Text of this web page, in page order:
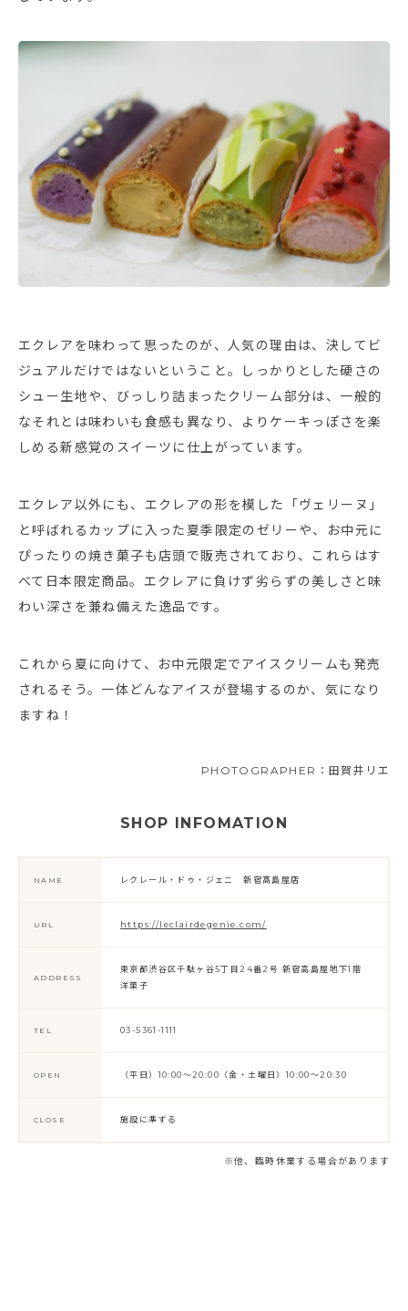
エクレアを味わって思ったのが、人気の理由は、決してビ
ジュアルだけではないということ。しっかりとした硬さの
シュー生地や、びっしり詰まったクリーム部分は、一般的
なそれとは味わいも食感も異なり、よりケーキっぽさを楽
しめる新感覚のスイーツに仕上がっています。
エクレア以外にも、エクレアの形を模した「ヴェリーヌ」
と呼ばれるカップに入った夏季限定のゼリーや、お中元に
ぴったりの焼き菓子も店頭で販売されており、これらはす
べて日本限定商品。エクレアに負けず劣らずの美しさと味
わい深さを兼ね備えた逸品です。
これから夏に向けて、お中元限定でアイスクリームも発売
されるそう。一体どんなアイスが登場するのか、気になり
ますね！
PHOTOGRAPHER：田賀井リエ
SHOP INFOMATION
NAME レクレール・ドゥ・ジェニ 新宿髙島屋店
URL https://leclairdegenie.com/
ADDRESS
東京都渋谷区千駄ヶ谷5丁目24番2号 新宿高島屋地下1階
洋菓子
TEL 03-5361-1111
OPEN （平日）10:00～20:00（金・土曜日）10:00～20:30
CLOSE 施設に準ずる
※他、臨時休業する場合があります